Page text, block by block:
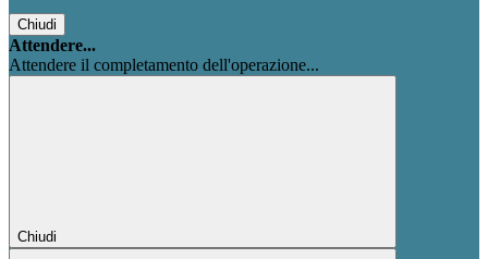
Chiudi
Attendere...
Attendere il completamento dell'operazione...
Chiudi